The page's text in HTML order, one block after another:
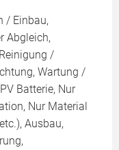
/ Einbau,
Abgleich,
/
Wartung /
Batterie, Nur
Nur Material
Ausbau,